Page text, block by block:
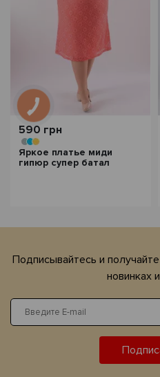
590 грн
Яркое платье миди
гипюр супер батал
Подписывайтесь и
новинках